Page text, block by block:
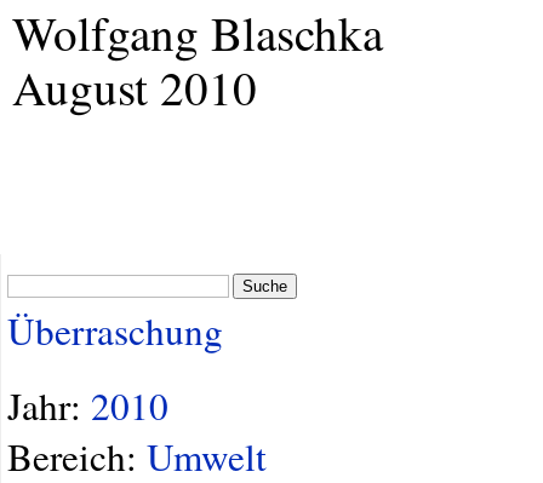
Wolfgang Blaschka
August 2010
Suche
Überraschung
Jahr: 2010
Bereich: Umwelt